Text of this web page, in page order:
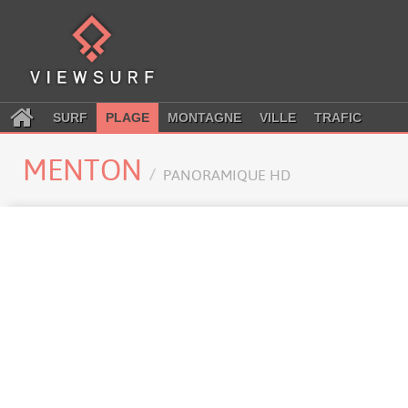
SURF PLAGE MONTAGNE VILLE TRAFIC
MENTON PANORAMIQUE HD